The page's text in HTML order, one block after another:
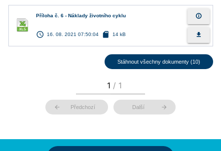
Příloha č. 6 - Náklady životního cyklu
access_time 16. 08. 2021 07:50:04 sd_card 14 kB
info_outline
file_download
Stáhnout všechny dokumenty (10)
arrow_back Předchozí Další arrow_forward